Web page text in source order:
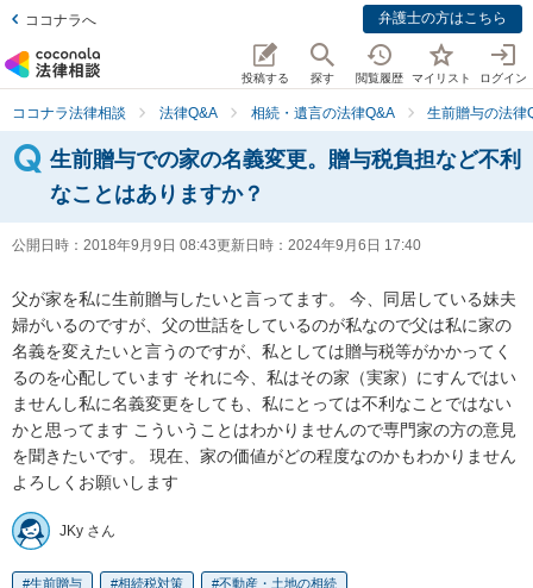
ココナラへ 弁護士の方はこちら
投稿する 探す 閲覧履歴 マイリスト ログイン
ココナラ法律相談 法律Q&A 相続・遺言の法律Q&A 生前贈与の法律
生前贈与での家の名義変更。贈与税負担など不利
なことはありますか？
公開日時： 2018年9月9日 08:43更新日時： 2024年9月6日 17:40
父が家を私に生前贈与したいと言ってます。 今、同居している妹夫
婦がいるのですが、父の世話をしているのが私なので父は私に家の
名義を変えたいと言うのですが、私としては贈与税等がかかってく
るのを心配しています それに今、私はその家（実家）にすんではい
ませんし私に名義変更をしても、私にとっては不利なことではない
かと思ってます こういうことはわかりませんので専門家の方の意見
を聞きたいです。 現在、家の価値がどの程度なのかもわかりません
よろしくお願いします
JKy さん
生前贈与 相続税対策 不動産・土地の相続